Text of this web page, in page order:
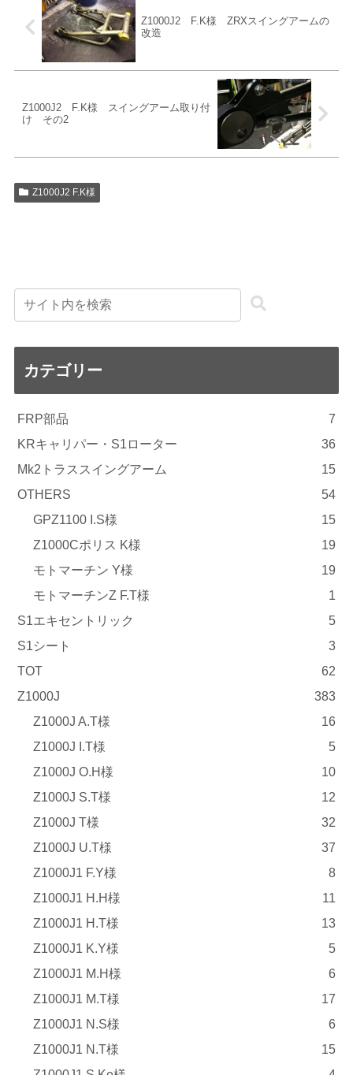
Z1000J2 F.K様 ZRXスイングアームの
改造
Z1000J2 F.K様 スイングアーム取り付
け その2
Z1000J2 F.K様
カテゴリー
FRP部品
7
KRキャリパー・S1ローター
36
Mk2トラススイングアーム
15
OTHERS
54
GPZ1100 I.S様
15
Z1000Cポリス K様
19
モトマーチン Y様
19
モトマーチンZ F.T様
1
S1エキセントリック
5
S1シート
3
TOT
62
Z1000J
383
Z1000J A.T様
16
Z1000J I.T様
5
Z1000J O.H様
10
Z1000J S.T様
12
Z1000J T様
32
Z1000J U.T様
37
Z1000J1 F.Y様
8
Z1000J1 H.H様
11
Z1000J1 H.T様
13
Z1000J1 K.Y様
5
Z1000J1 M.H様
6
Z1000J1 M.T様
17
Z1000J1 N.S様
6
Z1000J1 N.T様
15